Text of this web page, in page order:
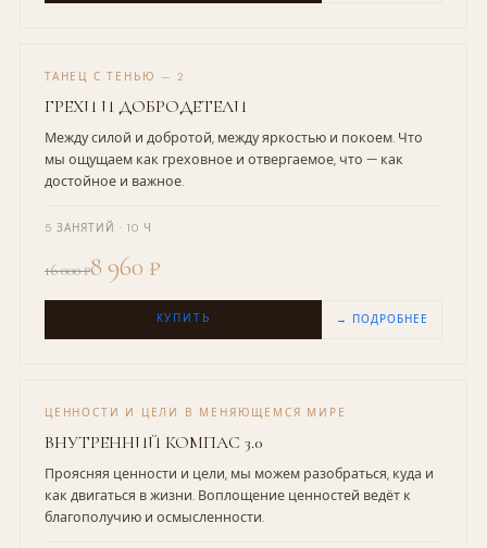
ТАНЕЦ С ТЕНЬЮ — 2
ГРЕХИ И ДОБРОДЕТЕЛИ
Между силой и добротой, между яркостью и покоем. Что
мы ощущаем как греховное и отвергаемое, что — как
достойное и важное.
5 ЗАНЯТИЙ · 10 Ч
16 000 ₽8 960 ₽
КУПИТЬ → ПОДРОБНЕЕ
ЦЕННОСТИ И ЦЕЛИ В МЕНЯЮЩЕМСЯ МИРЕ
ВНУТРЕННИЙ КОМПАС 3.0
Проясняя ценности и цели, мы можем разобраться, куда и
как двигаться в жизни. Воплощение ценностей ведёт к
благополучию и осмысленности.